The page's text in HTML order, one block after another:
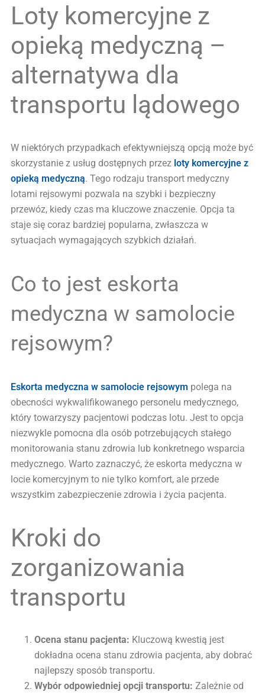
Loty komercyjne z
opieką medyczną –
alternatywa dla
transportu lądowego
W niektórych przypadkach efektywniejszą opcją może być
skorzystanie z usług dostępnych przez loty komercyjne z
opieką medyczną. Tego rodzaju transport medyczny
lotami rejsowymi pozwala na szybki i bezpieczny
przewóz, kiedy czas ma kluczowe znaczenie. Opcja ta
staje się coraz bardziej popularna, zwłaszcza w
sytuacjach wymagających szybkich działań.
Co to jest eskorta
medyczna w samolocie
rejsowym?
Eskorta medyczna w samolocie rejsowym polega na
obecności wykwalifikowanego personelu medycznego,
który towarzyszy pacjentowi podczas lotu. Jest to opcja
niezwykle pomocna dla osób potrzebujących stałego
monitorowania stanu zdrowia lub konkretnego wsparcia
medycznego. Warto zaznaczyć, że eskorta medyczna w
locie komercyjnym to nie tylko komfort, ale przede
wszystkim zabezpieczenie zdrowia i życia pacjenta.
Kroki do
zorganizowania
transportu
Ocena stanu pacjenta: Kluczową kwestią jest
dokładna ocena stanu zdrowia pacjenta, aby dobrać
najlepszy sposób transportu.
Wybór odpowiedniej opcji transportu: Zależnie od